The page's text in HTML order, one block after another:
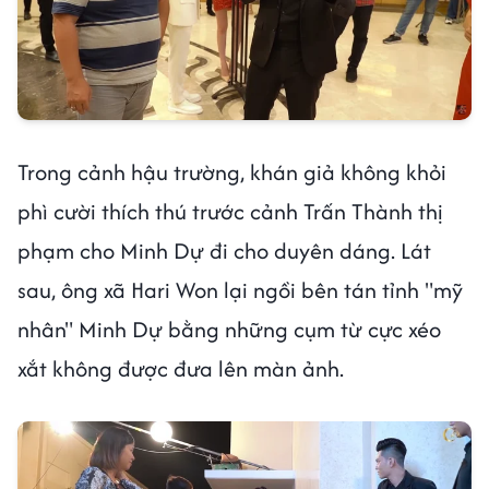
Trong cảnh hậu trường, khán giả không khỏi
phì cười thích thú trước cảnh Trấn Thành thị
phạm cho Minh Dự đi cho duyên dáng. Lát
sau, ông xã Hari Won lại ngồi bên tán tỉnh "mỹ
nhân" Minh Dự bằng những cụm từ cực xéo
xắt không được đưa lên màn ảnh.